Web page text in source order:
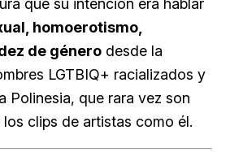
que su intención era hablar
homoerotismo,
de género desde la
LGTBIQ+ racializados y
Polinesia, que rara vez son
clips de artistas como él.